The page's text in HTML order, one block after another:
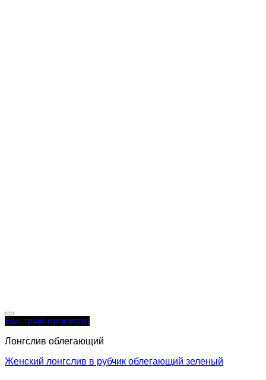
Быстрый просмотр
Лонгслив облегающий
Женский лонгслив в рубчик облегающий зеленый